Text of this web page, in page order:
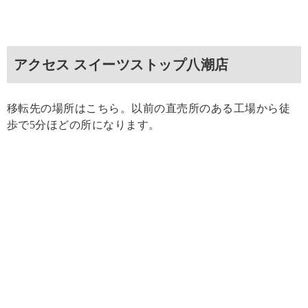
アクセス スイーツストップ八潮店
移転先の場所はこちら。以前の直売所のある工場から徒
歩で5分ほどの所になります。